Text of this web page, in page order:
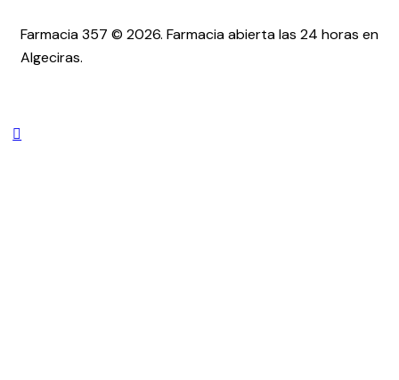
Farmacia 357 © 2026. Farmacia abierta las 24 horas en
Algeciras.